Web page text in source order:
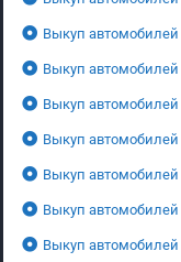
Выкуп
Выкуп
Выкуп
Выкуп
Выкуп
Выкуп автомобилей
Выкуп